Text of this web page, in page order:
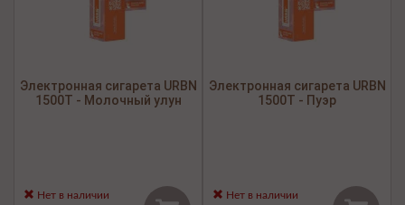
Электронная сигарета URBN
1500Т - Молочный улун
Нет в наличии
Электронная сигарета URBN
1500Т - Пуэр
Нет в наличии